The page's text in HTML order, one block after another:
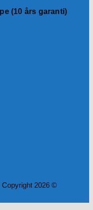
(10 års garanti)
2026 ©